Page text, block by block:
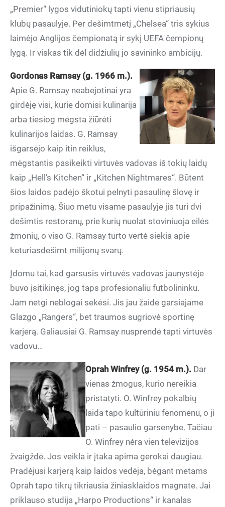
„Premier“ lygos vidutiniokų tapti vienu stipriausių
klubų pasaulyje. Per dešimtmetį „Chelsea“ tris sykius
laimėjo Anglijos čempionatą ir sykį UEFA čempionų
lygą. Ir viskas tik dėl didžiulių jo savininko ambicijų.
Gordonas Ramsay (g. 1966 m.).
Apie G. Ramsay neabejotinai yra
girdėję visi, kurie domisi kulinarija
arba tiesiog mėgsta žiūrėti
kulinarijos laidas. G. Ramsay
išgarsėjo kaip itin reiklus,
mėgstantis pasikeikti virtuvės vadovas iš tokių laidų
kaip „Hell’s Kitchen“ ir „Kitchen Nightmares“. Būtent
šios laidos padėjo škotui pelnyti pasaulinę šlovę ir
pripažinimą. Šiuo metu visame pasaulyje jis turi dvi
dešimtis restoranų, prie kurių nuolat stoviniuoja eilės
žmonių, o viso G. Ramsay turto vertė siekia apie
keturiasdešimt milijonų svarų.
Įdomu tai, kad garsusis virtuvės vadovas jaunystėje
buvo įsitikinęs, jog taps profesionaliu futbolininku.
Jam netgi neblogai sekėsi. Jis jau žaidė garsiajame
Glazgo „Rangers“, bet traumos sugriovė sportinę
karjerą. Galiausiai G. Ramsay nusprendė tapti virtuvės
vadovu…
Oprah Winfrey (g. 1954 m.). Dar
vienas žmogus, kurio nereikia
pristatyti. O. Winfrey pokalbių
laida tapo kultūriniu fenomenu, o ji
pati – pasaulio garsenybe. Tačiau
O. Winfrey nėra vien televizijos
žvaigždė. Jos veikla ir įtaka apima gerokai daugiau.
Pradėjusi karjerą kaip laidos vedėja, bėgant metams
Oprah tapo tikrų tikriausia žiniasklaidos magnate. Jai
priklauso studija „Harpo Productions“ ir kanalas